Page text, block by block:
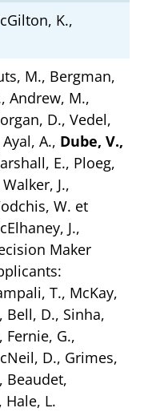
K.,
M., Bergman,
Andrew, M.,
D., Vedel,
A., Dube, V.,
E., Ploeg,
Walker, J.,
W. et
J.,
Maker
T., McKay,
Bell, D., Sinha,
Fernie, G.,
D., Grimes,
Beaudet,
Hale, L.